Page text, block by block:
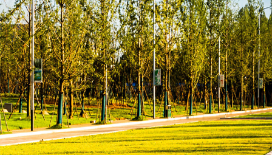
学部宣传片
部长寄语